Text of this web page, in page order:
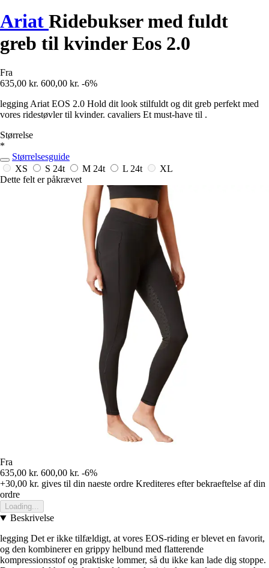
Ariat Ridebukser med fuldt
greb til kvinder Eos 2.0
Fra
635,00 kr. 600,00 kr. -6%
legging Ariat EOS 2.0 Hold dit look stilfuldt og dit greb perfekt med
vores ridestøvler til kvinder. cavaliers Et must-have til .
Størrelse
*
Størrelsesguide
XS
S 24t M 24t L 24t
XL
Dette felt er påkrævet
Fra
635,00 kr. 600,00 kr. -6%
+30,00 kr. gives til din naeste ordre Krediteres efter bekraeftelse af din
ordre
Loading...
Beskrivelse
legging Det er ikke tilfældigt, at vores EOS-riding er blevet en favorit,
og den kombinerer en grippy helbund med flatterende
kompressionsstof og praktiske lommer, så du ikke kan lade dig stoppe.